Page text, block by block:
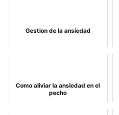
Gestion de la ansiedad
Como aliviar la ansiedad en el
pecho